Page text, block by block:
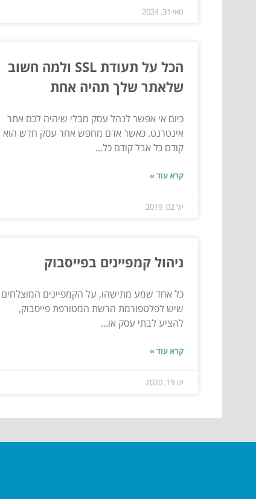
מאי 31, 2024
הכל על תעודת SSL ולמה חשוב
שלאתר שלך תהיה אחת
כיום אי אפשר לנהל עסק מבלי שיהיה לכם אתר
אינטרנט. כאשר אדם מחפש אחר עסק חדש הוא
קודם כל אבל קודם כל...
קרא עוד »
יול 02, 2019
ניהול קמפיינים בפייסבוק
כל אחד שמע מתישהו, על הקמפיינים המוצלחים
שיש לפלטפורמת הרשת המטורפת פייסבוק,
להציע לבתי עסק או...
קרא עוד »
ינו 19, 2020